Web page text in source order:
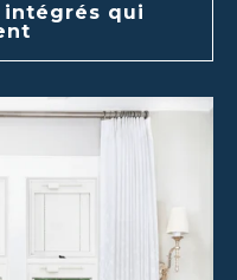
intégrés qui